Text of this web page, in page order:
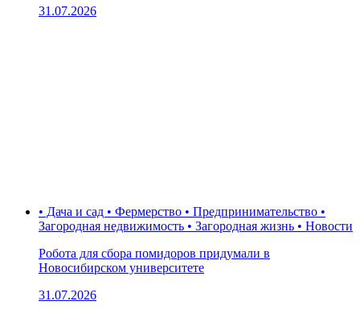
31.07.2026
• Дача и сад • Фермерство • Предпринимательство •
Загородная недвижимость • Загородная жизнь • Новости
Робота для сбора помидоров придумали в
Новосибирском университете
31.07.2026